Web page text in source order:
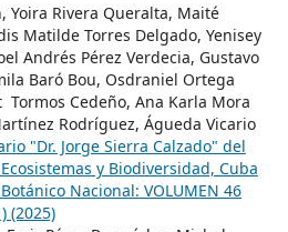
Yoira Rivera Queralta, Maité
Matilde Torres Delgado, Yenisey
Andrés Pérez Verdecia, Gustavo
Baró Bou, Osdraniel Ortega
Cedeño, Ana Karla Mora
Rodríguez, Águeda Vicario
"Dr. Jorge Sierra Calzado" del
y Biodiversidad, Cuba
Nacional: VOLUMEN 46
(2025)